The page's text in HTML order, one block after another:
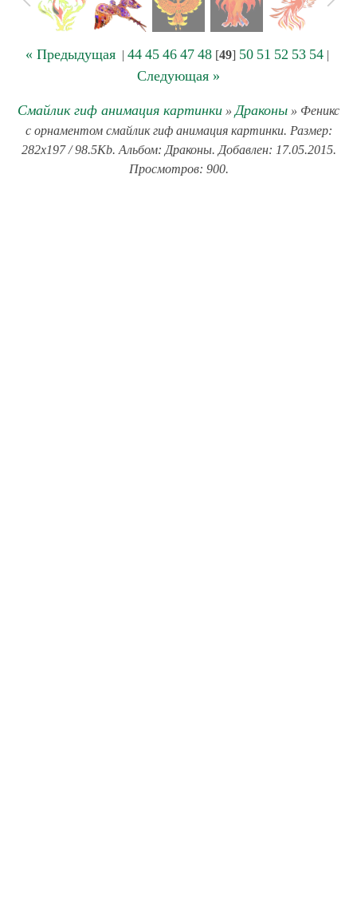
« Предыдущая| 44 45 46 47 48[49] 50 51 52 53 54|
Следующая »
Смайлик гиф анимация картинки » Драконы » Феникс
с орнаментом смайлик гиф анимация картинки. Размер:
282x197 / 98.5Kb. Альбом: Драконы. Добавлен: 17.05.2015.
Просмотров: 900.